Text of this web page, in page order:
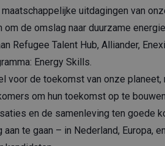
uitdagingen van
de omslag naar duurzame
Refugee Talent Hub, Alliander,
Energy Skills.
de toekomst van onze planeet,
om hun toekomst op te
en de samenleving ten goede
te gaan – in Nederland, Europa,